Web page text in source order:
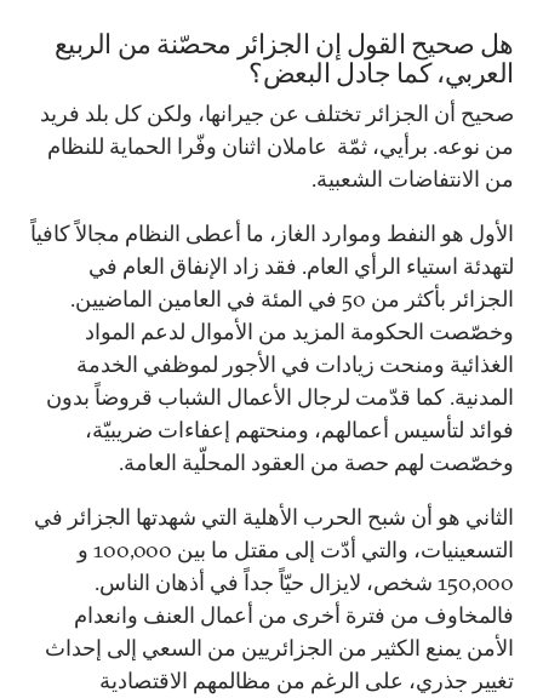
هل صحيح القول إن الجزائر محصّنة من الربيع
العربي، كما جادل البعض؟
صحيح أن الجزائر تختلف عن جيرانها، ولكن كل بلد فريد
من نوعه. برأيي، ثمّة عاملان اثنان وفّرا الحماية للنظام
من الانتفاضات الشعبية.
الأول هو النفط وموارد الغاز، ما أعطى النظام مجالاً كافياً
لتهدئة استياء الرأي العام. فقد زاد الإنفاق العام في
الجزائر بأكثر من 50 في المئة في العامين الماضيين.
وخصّصت الحكومة المزيد من الأموال لدعم المواد
الغذائية ومنحت زيادات في الأجور لموظفي الخدمة
المدنية. كما قدّمت لرجال الأعمال الشباب قروضاً بدون
فوائد لتأسيس أعمالهم، ومنحتهم إعفاءات ضريبيّة،
وخصّصت لهم حصة من العقود المحلّية العامة.
الثاني هو أن شبح الحرب الأهلية التي شهدتها الجزائر في
التسعينيات، والتي أدّت إلى مقتل ما بين 100,000 و
150,000 شخص، لايزال حيّاً جداً في أذهان الناس.
فالمخاوف من فترة أخرى من أعمال العنف وانعدام
الأمن يمنع الكثير من الجزائريين من السعي إلى إحداث
تغيير جذري، على الرغم من مظالمهم الاقتصادية